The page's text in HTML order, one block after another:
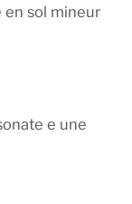
en sol mineur
e une